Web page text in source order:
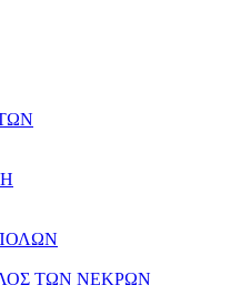
ΤΩΝ ΝΕΚΡΩΝ